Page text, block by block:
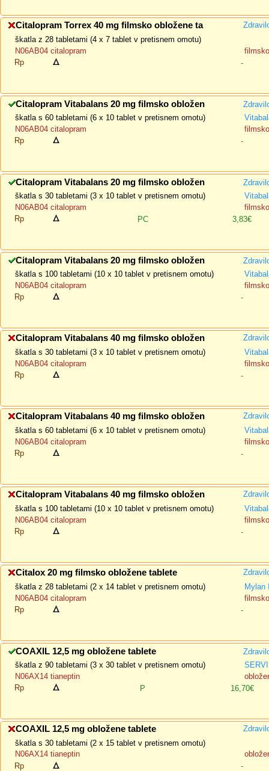
Citalopram Torrex 40 mg filmsko obložene ta
škatla z 28 tabletami (4 x 7 tablet v pretisnem omotu)
N06AB04 citalopram
Rp
-
Citalopram Vitabalans 20 mg filmsko obložen
škatla s 60 tabletami (6 x 10 tablet v pretisnem omotu)
N06AB04 citalopram
Rp
-
Citalopram Vitabalans 20 mg filmsko obložen
škatla s 30 tabletami (3 x 10 tablet v pretisnem omotu)
N06AB04 citalopram
Rp
PC 3,83€
Citalopram Vitabalans 20 mg filmsko obložen
škatla s 100 tabletami (10 x 10 tablet v pretisnem omotu)
N06AB04 citalopram
Rp
-
Citalopram Vitabalans 40 mg filmsko obložen
škatla s 30 tabletami (3 x 10 tablet v pretisnem omotu)
N06AB04 citalopram
Rp
-
Citalopram Vitabalans 40 mg filmsko obložen
škatla s 60 tabletami (6 x 10 tablet v pretisnem omotu)
N06AB04 citalopram
Rp
-
Citalopram Vitabalans 40 mg filmsko obložen
škatla s 100 tabletami (10 x 10 tablet v pretisnem omotu)
N06AB04 citalopram
Rp
-
Citalox 20 mg filmsko obložene tablete
škatla z 28 tabletami (2 x 14 tablet v pretisnem omotu)
Mylan
N06AB04 citalopram
Rp
-
COAXIL 12,5 mg obložene tablete
škatla z 90 tabletami (3 x 30 tablet v pretisnem omotu)
N06AX14 tianeptin
Rp
P 16,70€
COAXIL 12,5 mg obložene tablete
škatla s 30 tabletami (2 x 15 tablet v pretisnem omotu)
N06AX14 tianeptin
Rp
-